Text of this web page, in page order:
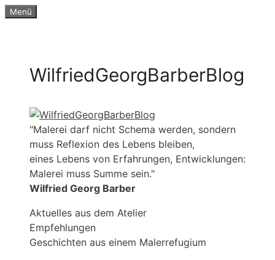
Zum
Menü
WilfriedGeorgBarberBlog
"Malerei darf nicht Schema werden, sondern
muss Reflexion des Lebens bleiben,
eines Lebens von Erfahrungen, Entwicklungen:
Malerei muss Summe sein."
Wilfried Georg Barber
Aktuelles aus dem Atelier
Empfehlungen
Geschichten aus einem Malerrefugium